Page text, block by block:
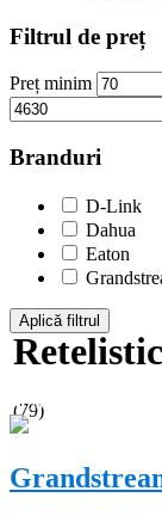
Filtrul de preț
Preț minim
Branduri
D-Link
Dahua
Eaton
Aplică filtrul
(79)
-6%